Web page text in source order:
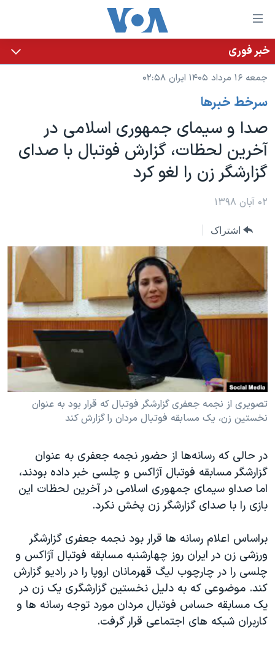
لینکهای
قابل
دسترسی
جهش
محتوای
اصلی
جهش
صفحه
جهش
خانه
نسخه سبک وب‌سایت
موضوع ها
ایران
آمریکا
جهان
ورزشی
ویدیوها
فرهنگ و زندگی
حقوق شهروندی
علم و فناوری
اسرائیل در جنگ
آرشیو پخش زنده
برنامه های تلویزیونی
جدول برنامه ها
صفحه‌های ویژه
جام جهانی ۲۰۲۶
بایگانی برنامه‌های تلویزیونی
مستندها
انتخابات ریاست جمهوری آمریکا ۲۰۲۴
حمله جمهوری اسلامی به اسرائیل
رمز مهسا
ورزش زنان در ایران
اعتراضات زن، زندگی، آزادی
مجموعه مستندهای دادخواهی
دادگاه حمید نوری
چهل سال گروگان‌گیری
قانون شفافیت دارائی کادر رهبری ایران
اسرائیل در جنگ
نرگس محمدی برنده جایزه نوبل صلح
همایش محافظه‌کاران آمریکا «سی‌پک»
صفحه‌های ویژه
فرکانس‌های صدای آمریکا
یادگیری زبان انگلیسی
دنبال کنید
زبانهای مختلف
خبر فوری
جمعه ۱۶ مرداد ۱۴۰۵ ایران ۰۲:۵۸
سرخط خبرها
صدا و سیمای جمهوری اسلامی در
آخرین لحظات، گزارش فوتبال با صدای
گزارشگر زن را لغو کرد
۰۲ آبان ۱۳۹۸
اشتراک
تصویری از نجمه جعفری گزارشگر فوتبال که قرار بود به عنوان
نخستین زن، یک مسابقه فوتبال مردان را گزارش کند
در حالی که رسانه‌ها از حضور نجمه جعفری به عنوان
گزارشگر مسابقه فوتبال آژاکس و چلسی خبر داده بودند،
اما صداو سیمای جمهوری اسلامی در آخرین لحظات این
بازی را با صدای گزارشگر زن پخش نکرد.
براساس اعلام رسانه ها قرار بود نجمه جعفری گزارشگر
ورزشی زن در ایران روز چهارشنبه مسابقه فوتبال آژاکس و
چلسی را در چارچوب لیگ قهرمانان اروپا را در رادیو گزارش
کند. موضوعی که به دلیل نخستین گزارشگری یک زن در
یک مسابقه حساس فوتبال مردان مورد توجه رسانه ها و
کاربران شبکه های اجتماعی قرار گرفت.